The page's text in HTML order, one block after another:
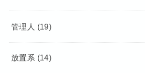
管理人 (19)
放置系 (14)